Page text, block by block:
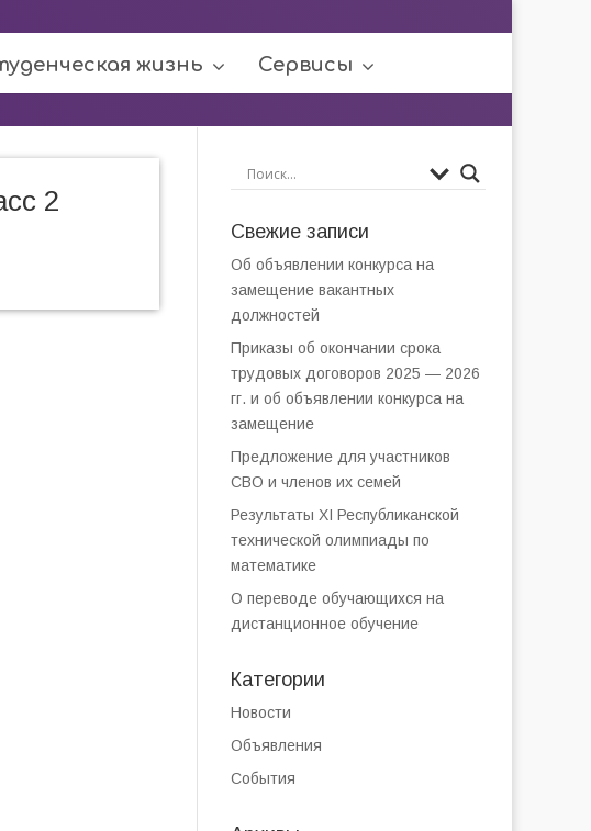
жизнь Сервисы
2
Свежие записи
Об объявлении конкурса на
замещение вакантных
должностей
Приказы об окончании срока
трудовых договоров 2025 — 2026
гг. и об объявлении конкурса на
замещение
Предложение для участников
СВО и членов их семей
Результаты XI Республиканской
технической олимпиады по
математике
О переводе обучающихся на
дистанционное обучение
Категории
Новости
Объявления
События